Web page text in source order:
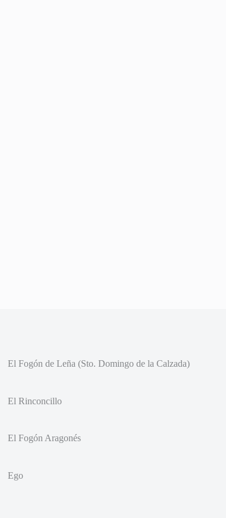
El Fogón de Leña (Sto. Domingo de la Calzada)
El Rinconcillo
El Fogón Aragonés
Ego